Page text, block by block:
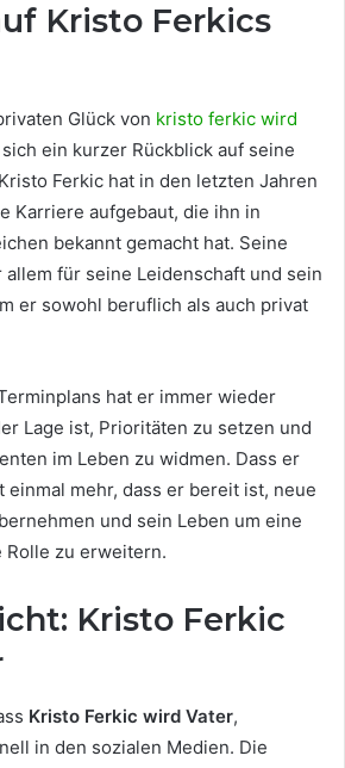
Kristo Ferkics
Glück von kristo ferkic wird
ein kurzer Rückblick auf seine
Ferkic hat in den letzten Jahren
Karriere aufgebaut, die ihn in
bekannt gemacht hat. Seine
allem für seine Leidenschaft und sein
er sowohl beruflich als auch privat
hat er immer wieder
Lage ist, Prioritäten zu setzen und
im Leben zu widmen. Dass er
einmal mehr, dass er bereit ist, neue
und sein Leben um eine
zu erweitern.
Kristo Ferkic
Kristo Ferkic wird Vater,
in den sozialen Medien. Die